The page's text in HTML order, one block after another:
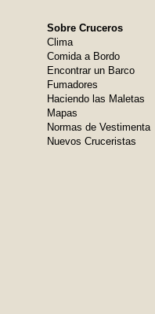
Sobre Cruceros
Clima
Comida a Bordo
Encontrar un Barco
Fumadores
Haciendo las Maletas
Mapas
Normas de Vestimenta
Nuevos Cruceristas